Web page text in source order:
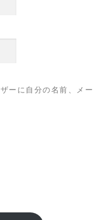
ーに自分の名前、メー